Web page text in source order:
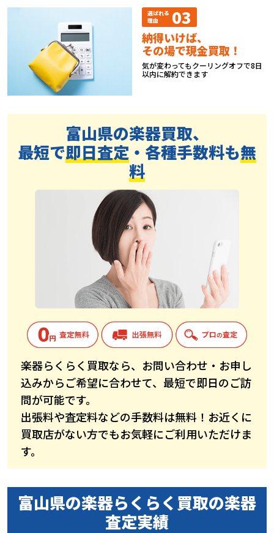
選ばれる
理由
03
納得いけば、
その場で現金買取！
気が変わってもクーリングオフで8日
以内に解約できます
富山県の楽器買取、
最短で即日査定 ・各種手数料も無
料
楽器らくらく買取なら、お問い合わせ・お申し
込みからご希望に合わせて、最短で即日のご訪
問が可能です。
出張料や査定料などの手数料は無料！お近くに
買取店がない方でもお気軽にご利用いただけま
す。
富山県の楽器らくらく買取の楽器
査定実績